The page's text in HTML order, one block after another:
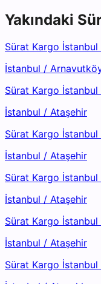
Yakındaki
Sürat Kargo
İstanbul /
Sürat Kargo
İstanbul / Ataşehir
Sürat Kargo
İstanbul / Ataşehir
Sürat Kargo
İstanbul / Ataşehir
Sürat Kargo
İstanbul / Ataşehir
Sürat Kargo